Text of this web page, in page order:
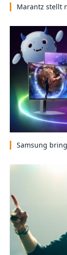
Marantz stellt
Samsung